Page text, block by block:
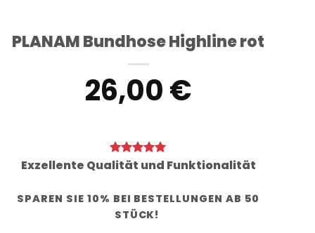
PLANAM Bundhose Highline rot
26,00€
Exzellente Qualität und Funktionalität
SPAREN SIE 10% BEI BESTELLUNGEN AB 50
STÜCK!